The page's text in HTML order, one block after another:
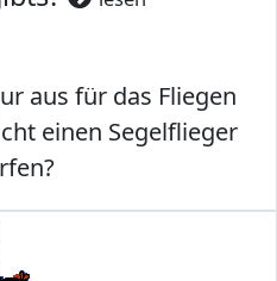
aus für das Fliegen
einen Segelflieger